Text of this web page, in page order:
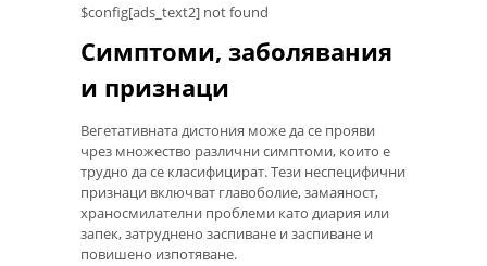
$config[ads_text2] not found
Симптоми, заболявания
и признаци
Вегетативната дистония може да се прояви
чрез множество различни симптоми, които е
трудно да се класифицират. Тези неспецифични
признаци включват главоболие, замаяност,
храносмилателни проблеми като диария или
запек, затруднено заспиване и заспиване и
повишено изпотяване.